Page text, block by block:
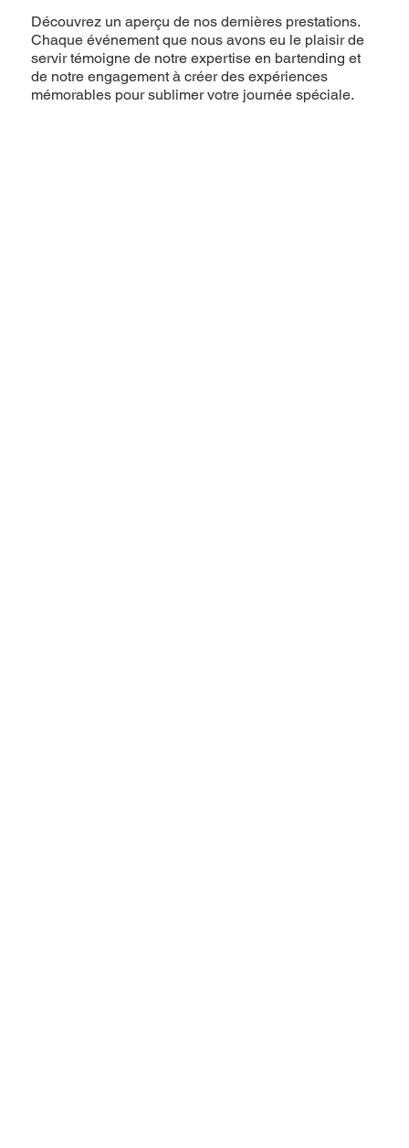
Découvrez un aperçu de nos dernières prestations.
Chaque événement que nous avons eu le plaisir de
servir témoigne de notre expertise en bartending et
de notre engagement à créer des expériences
mémorables pour sublimer votre journée spéciale.